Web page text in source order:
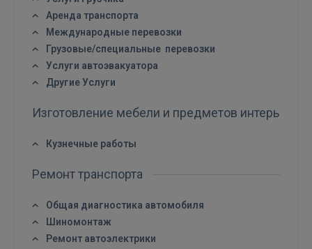
 Sign in with Apple
Аренда транспорта
Международные перевозки
Грузовые/специальные перевозки
Услуги автоэвакуатора
Другие Услуги
Изготовление мебели и предметов интерьера
Кузнечные работы
Ремонт транспорта
Общая диагностика автомобиля
Шиномонтаж
Ремонт автоэлектрики